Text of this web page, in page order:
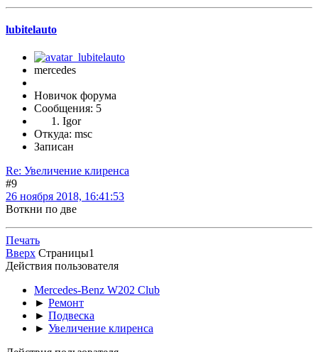
lubitelauto
mercedes
Новичок форума
Сообщения: 5
Igor
Откуда: msc
Записан
Re: Увеличение клиренса
#9
26 ноября 2018, 16:41:53
Воткни по две
Печать
Вверх Страницы1
Действия пользователя
Mercedes-Benz W202 Club
► Ремонт
► Подвеска
► Увеличение клиренса